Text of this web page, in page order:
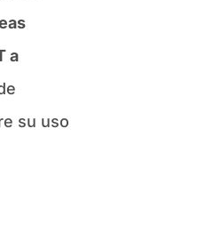
a
su uso